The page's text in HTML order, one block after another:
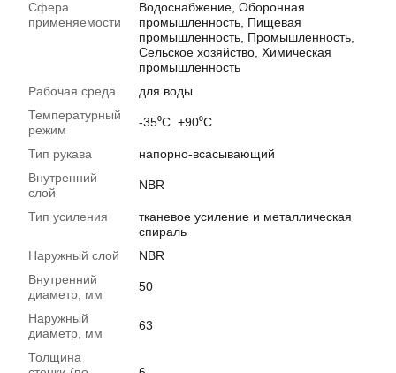
Сфера
применяемости
Водоснабжение, Оборонная
промышленность, Пищевая
промышленность, Промышленность,
Сельское хозяйство, Химическая
промышленность
Рабочая среда
для воды
Температурный
режим
-35⁰С..+90⁰С
Тип рукава
напорно-всасывающий
Внутренний
слой
NBR
Тип усиления
тканевое усиление и металлическая
спираль
Наружный слой
NBR
Внутренний
диаметр, мм
50
Наружный
диаметр, мм
63
Толщина